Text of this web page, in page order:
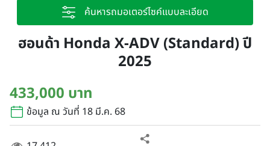
ค้นหารถมอเตอร์ไซค์แบบละเอียด
ฮอนด้า Honda X-ADV (Standard) ปี
2025
433,000 บาท
ข้อมูล ณ วันที่ 18 มี.ค. 68